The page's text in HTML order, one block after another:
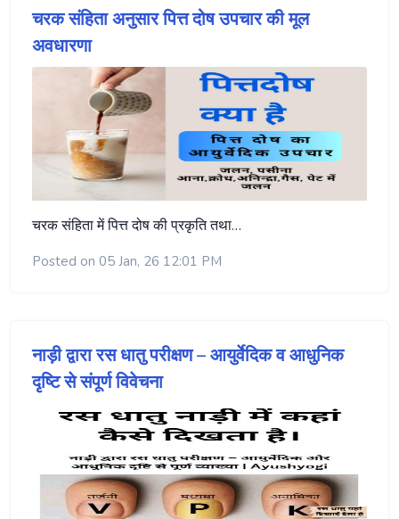
चरक संहिता अनुसार पित्त दोष उपचार की मूल
अवधारणा
चरक संहिता में पित्त दोष की प्रकृति तथा…
Posted on 05 Jan, 26 12:01 PM
नाड़ी द्वारा रस धातु परीक्षण – आयुर्वेदिक व आधुनिक
दृष्टि से संपूर्ण विवेचना